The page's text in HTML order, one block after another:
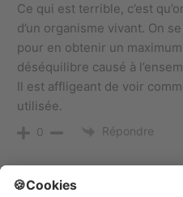
Ce qui est terrible, c’est
d’un organisme vivant. On
pour en obtenir un
déséquilibre causé à
Il est affligeant de voir
utilisée.
0 Répondre